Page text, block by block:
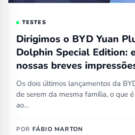
TESTES
Dirigimos o BYD Yuan
Dolphin Special Edition:
nossas breves
Os dois últimos lançamentos da
de serem da mesma família, o que
ao…
POR FÁBIO MARTON